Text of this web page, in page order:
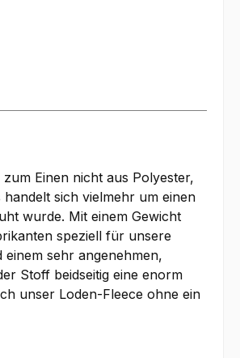
Einen nicht aus Polyester,
sich vielmehr um einen
wurde. Mit einem Gewicht
speziell für unsere
sehr angenehmen,
Stoff beidseitig eine enorm
unser Loden-Fleece ohne ein